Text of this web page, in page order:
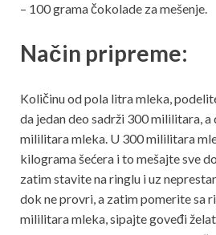
– 100 grama čokolade za mešenje.
Način pripreme:
Količinu od pola litra mleka,
da jedan deo sadrži 300 mililitara,
mililitara mleka. U 300 mililitara
kilograma šećera i to mešajte sve
zatim stavite na ringlu i uz
dok ne provri, a zatim pomerite sa
mililitara mleka, sipajte goveđi